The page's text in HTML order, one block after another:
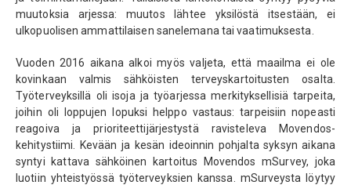
muutoksia arjessa: muutos lähtee yksilöstä itsestään, ei
ulkopuolisen ammattilaisen sanelemana tai vaatimuksesta.
Vuoden 2016 aikana alkoi myös valjeta, että maailma ei ole
kovinkaan valmis sähköisten terveyskartoitusten osalta.
Työterveyksillä oli isoja ja työarjessa merkityksellisiä tarpeita,
joihin oli loppujen lopuksi helppo vastaus: tarpeisiin nopeasti
reagoiva ja prioriteettijärjestystä ravisteleva Movendos-
kehitystiimi. Kevään ja kesän ideoinnin pohjalta syksyn aikana
syntyi kattava sähköinen kartoitus Movendos mSurvey, joka
luotiin yhteistyössä työterveyksien kanssa. mSurveysta löytyy